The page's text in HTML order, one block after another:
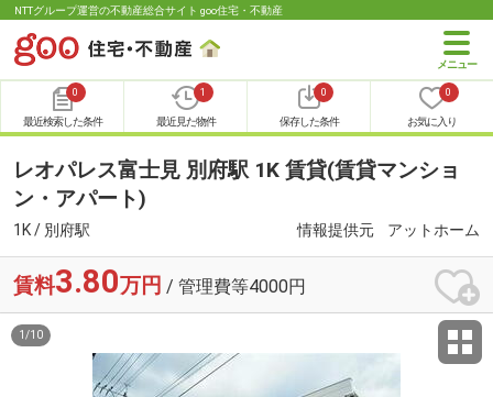
NTTグループ運営の不動産総合サイト goo住宅・不動産
0
最近検索した条件
1
最近見た物件
0
保存した条件
0
お気に入り
レオパレス富士見 別府駅 1K 賃貸(賃貸マンショ
ン・アパート)
1K / 別府駅 情報提供元 アットホーム
賃料3.80万円 / 管理費等4000円
1 /10